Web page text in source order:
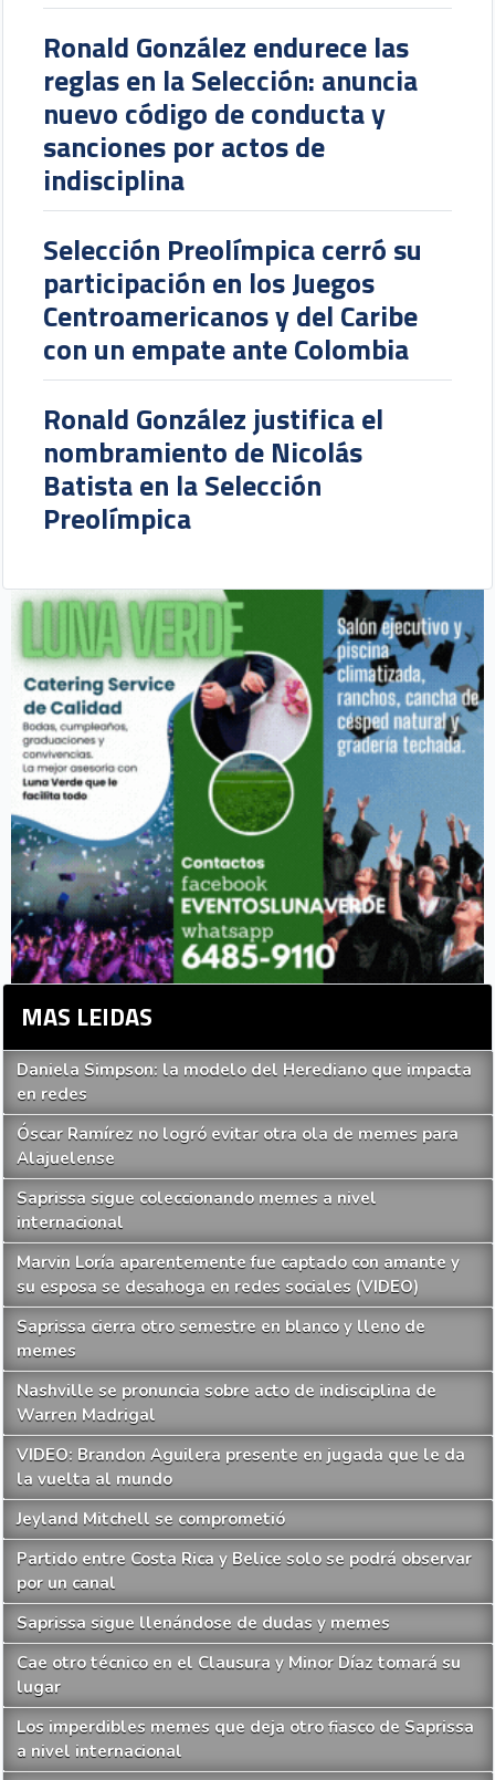
Ronald González endurece las
reglas en la Selección: anuncia
nuevo código de conducta y
sanciones por actos de
indisciplina
Selección Preolímpica cerró su
participación en los Juegos
Centroamericanos y del Caribe
con un empate ante Colombia
Ronald González justifica el
nombramiento de Nicolás
Batista en la Selección
Preolímpica
MAS LEIDAS
Daniela Simpson: la modelo del Herediano que impacta
en redes
Óscar Ramírez no logró evitar otra ola de memes para
Alajuelense
Saprissa sigue coleccionando memes a nivel
internacional
Marvin Loría aparentemente fue captado con amante y
su esposa se desahoga en redes sociales (VIDEO)
Saprissa cierra otro semestre en blanco y lleno de
memes
Nashville se pronuncia sobre acto de indisciplina de
Warren Madrigal
VIDEO: Brandon Aguilera presente en jugada que le da
la vuelta al mundo
Jeyland Mitchell se comprometió
Partido entre Costa Rica y Belice solo se podrá observar
por un canal
Saprissa sigue llenándose de dudas y memes
Cae otro técnico en el Clausura y Minor Díaz tomará su
lugar
Los imperdibles memes que deja otro fiasco de Saprissa
a nivel internacional